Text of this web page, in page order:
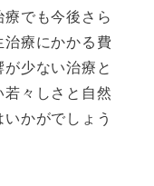
でも今後さら
治療にかかる費
少ない治療と
若々しさと自然
かがでしょう